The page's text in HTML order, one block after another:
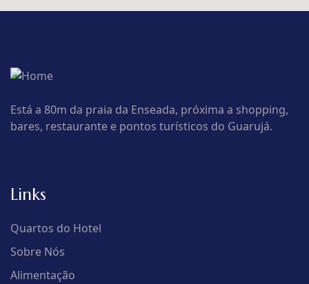
Está a 80m da praia da Enseada, próxima a shopping,
bares, restaurante e pontos turísticos do Guarujá.
Links
Quartos do Hotel
Sobre Nós
Alimentação